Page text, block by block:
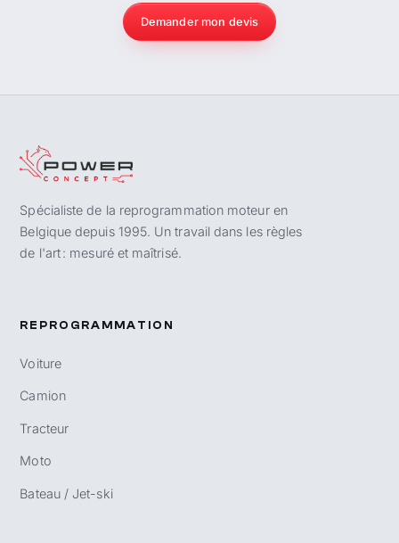
Demander mon devis
Spécialiste de la reprogrammation moteur en
Belgique depuis 1995. Un travail dans les règles
de l'art : mesuré et maîtrisé.
REPROGRAMMATION
Voiture
Camion
Tracteur
Moto
Bateau / Jet-ski